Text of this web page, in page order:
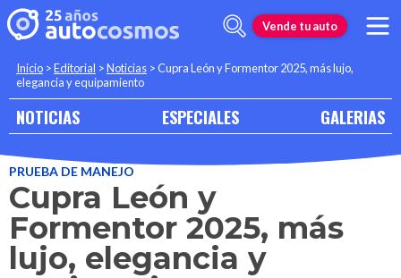
Vende tu auto
Inicio >Editorial >Noticias >Cupra León y Formentor 2025, más lujo,
elegancia y equipamiento
NOTICIAS ESPECIALES GALERIAS
PRUEBA DE MANEJO
Cupra León y
Formentor 2025, más
lujo, elegancia y